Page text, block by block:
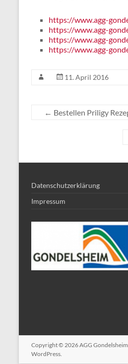
https://www.agg-
https://www.agg-
https://www.agg-
https://www.agg-
11. April 2016
← Bestellen Priligy
Datenschutzerklärung
Impressum
Copyright © 2026AGG Gondelsheim
WordPress.